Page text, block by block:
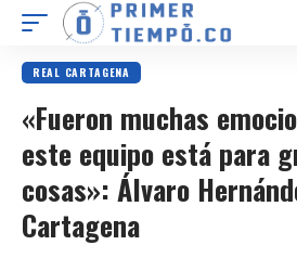
REAL CARTAGENA
«Fueron muchas
este equipo está para
cosas»: Álvaro
Cartagena